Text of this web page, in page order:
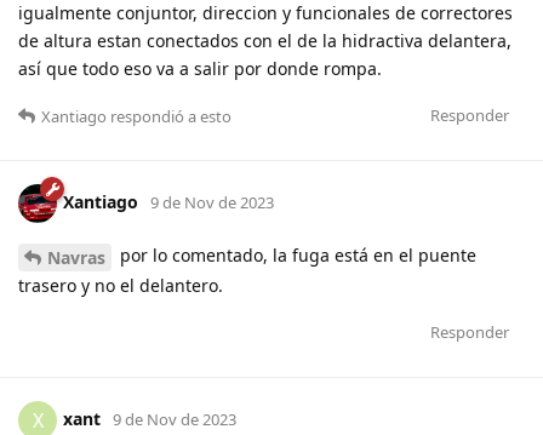
igualmente conjuntor, direccion y funcionales de correctores
de altura estan conectados con el de la hidractiva delantera,
así que todo eso va a salir por donde rompa.
Responder
Xantiago respondió a esto
Xantiago 9 de Nov de 2023
Navras
por lo comentado, la fuga está en el puente
trasero y no el delantero.
Responder
X xant 9 de Nov de 2023